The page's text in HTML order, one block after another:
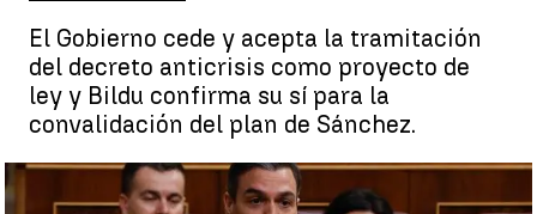
El Gobierno cede y acepta la tramitación
del decreto anticrisis como proyecto de
ley y Bildu confirma su sí para la
convalidación del plan de Sánchez.
Bildu vota a favor del decreto anticrisis y salva el plan del
Gobierno, pese a la negativa del PP y ERC |EFE